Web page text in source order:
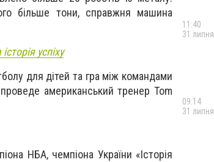
більше тони, справжня машина
успіху
для дітей та гра між командами
американський тренер Tom
НБА, чемпіона України «Історія
11:40
31 липня
09:14
31 липня